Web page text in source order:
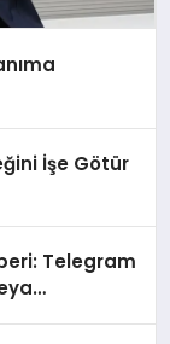
İşe Götür
Telegram